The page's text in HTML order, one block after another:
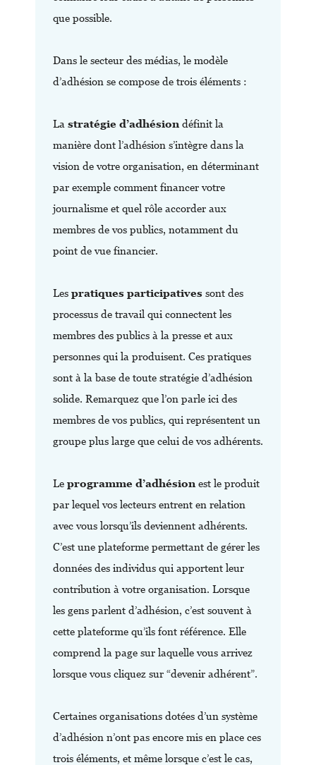
que possible.
Dans le secteur des médias, le modèle
d’adhésion se compose de trois éléments :
La stratégie d’adhésion définit la
manière dont l’adhésion s’intègre dans la
vision de votre organisation, en déterminant
par exemple comment financer votre
journalisme et quel rôle accorder aux
membres de vos publics, notamment du
point de vue financier.
Les pratiques participatives sont des
processus de travail qui connectent les
membres des publics à la presse et aux
personnes qui la produisent. Ces pratiques
sont à la base de toute stratégie d’adhésion
solide. Remarquez que l’on parle ici des
membres de vos publics, qui représentent un
groupe plus large que celui de vos adhérents.
Le programme d’adhésion est le produit
par lequel vos lecteurs entrent en relation
avec vous lorsqu’ils deviennent adhérents.
C’est une plateforme permettant de gérer les
données des individus qui apportent leur
contribution à votre organisation. Lorsque
les gens parlent d’adhésion, c’est souvent à
cette plateforme qu’ils font référence. Elle
comprend la page sur laquelle vous arrivez
lorsque vous cliquez sur “devenir adhérent”.
Certaines organisations dotées d’un système
d’adhésion n’ont pas encore mis en place ces
trois éléments, et même lorsque c’est le cas,